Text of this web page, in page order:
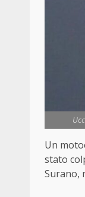
Un
stato
Surano,